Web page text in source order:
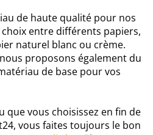
de haute qualité pour nos
choix entre différents papiers,
naturel blanc ou crème.
proposons également du
de base pour vos
que vous choisissez en fin de
vous faites toujours le bon